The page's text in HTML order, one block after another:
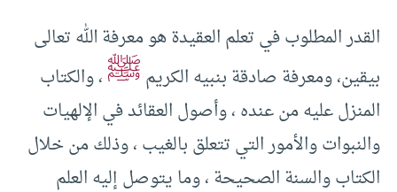
القدر المطلوب في تعلم العقيدة هو معرفة الله تعالى
بيقين، ومعرفة صادقة بنبيه الكريمﷺ، والكتاب
المنزل عليه من عنده ، وأصول العقائد في الإلهيات
والنبوات والأمور التي تتعلق بالغيب ، وذلك من خلال
الكتاب والسنة الصحيحة ، وما يتوصل إليه العلم